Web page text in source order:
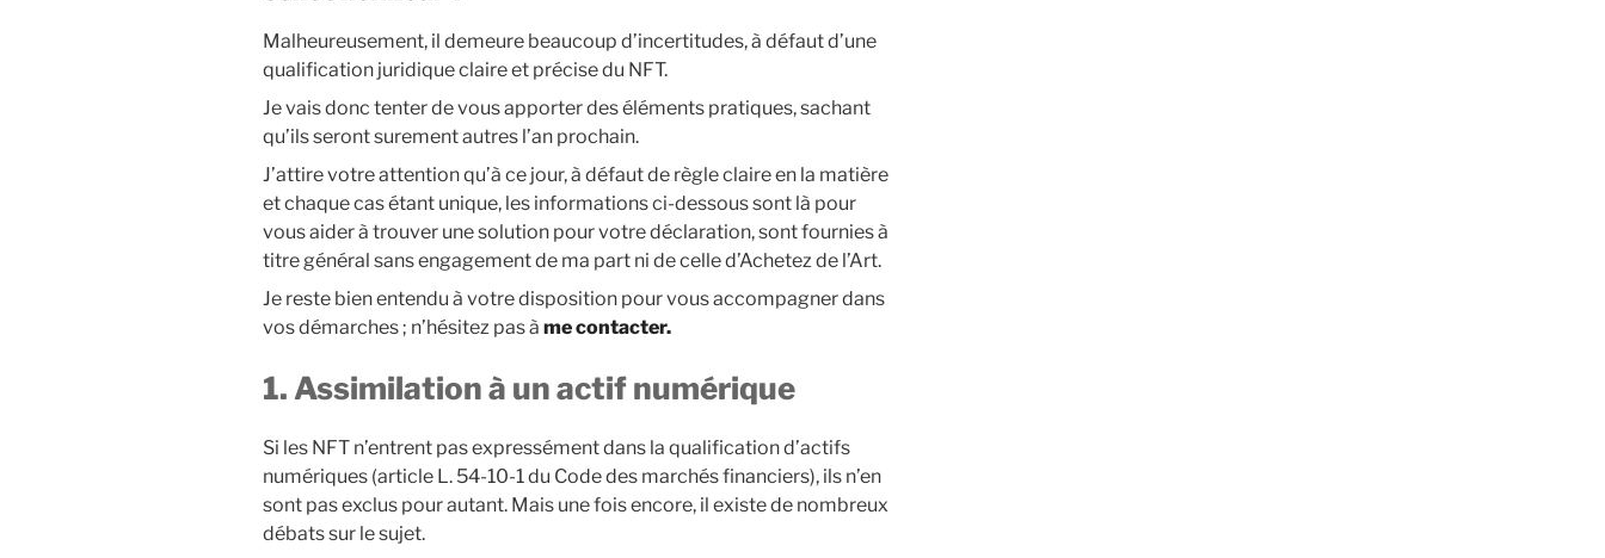
Malheureusement, il demeure beaucoup d’incertitudes, à défaut d’une
qualification juridique claire et précise du NFT.
Je vais donc tenter de vous apporter des éléments pratiques, sachant
qu’ils seront surement autres l’an prochain.
J’attire votre attention qu’à ce jour, à défaut de règle claire en la matière
et chaque cas étant unique, les informations ci-dessous sont là pour
vous aider à trouver une solution pour votre déclaration, sont fournies à
titre général sans engagement de ma part ni de celle d’Achetez de l’Art.
Je reste bien entendu à votre disposition pour vous accompagner dans
vos démarches ; n’hésitez pas à me contacter.
1. Assimilation à un actif numérique
Si les NFT n’entrent pas expressément dans la qualification d’actifs
numériques (article L. 54-10-1 du Code des marchés financiers), ils n’en
sont pas exclus pour autant. Mais une fois encore, il existe de nombreux
débats sur le sujet.